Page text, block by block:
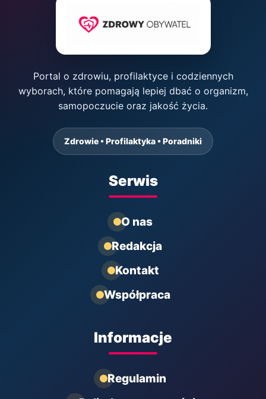
Portal o zdrowiu, profilaktyce i codziennych
wyborach, które pomagają lepiej dbać o organizm,
samopoczucie oraz jakość życia.
Zdrowie • Profilaktyka • Poradniki
Serwis
O nas
Redakcja
Kontakt
Współpraca
Informacje
Regulamin